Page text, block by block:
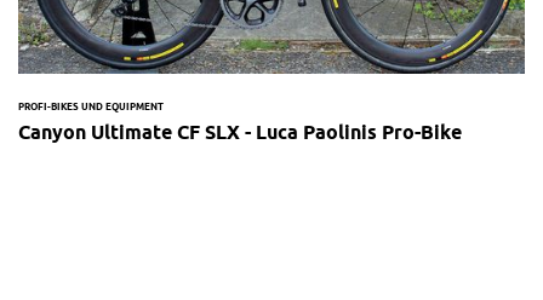
PROFI-BIKES UND EQUIPMENT
Canyon Ultimate CF SLX - Luca Paolinis Pro-Bike